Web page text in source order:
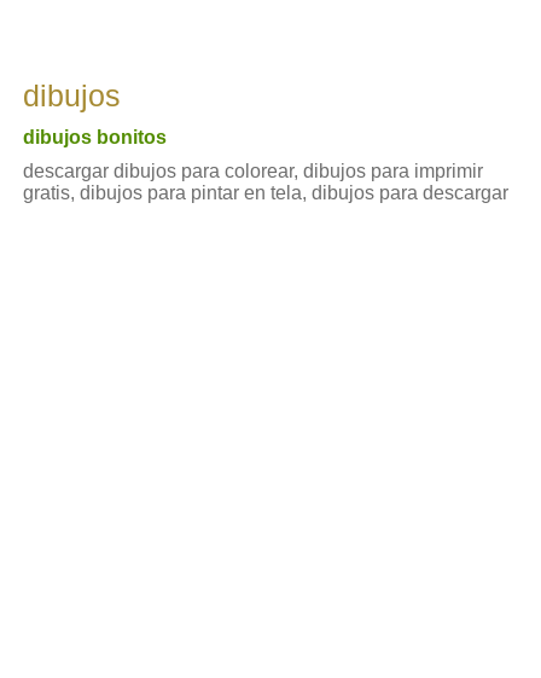
dibujos
dibujos bonitos
descargar dibujos para colorear, dibujos para imprimir
gratis, dibujos para pintar en tela, dibujos para descargar